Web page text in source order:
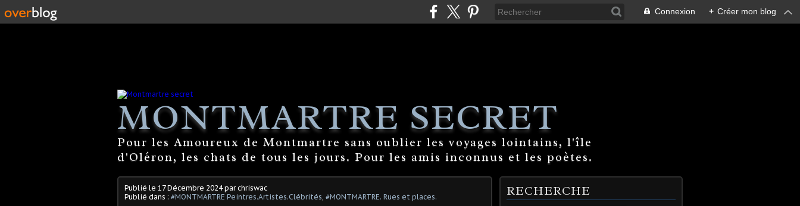
Connexion + Créer mon blog
MONTMARTRE SECRET
Pour les Amoureux de Montmartre sans oublier les voyages lointains, l'île
d'Oléron, les chats de tous les jours. Pour les amis inconnus et les poètes.
Publié le 17 Décembre 2024par chriswac
Publié dans : #MONTMARTRE Peintres.Artistes.Clébrités #MONTMARTRE. Rues et places. RECHERCHE